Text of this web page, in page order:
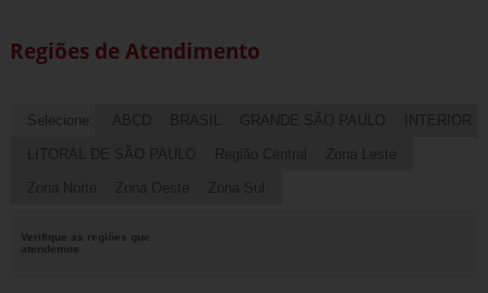
Regiões de Atendimento
Selecione: ABCD BRASIL GRANDE SÃO PAULO INTERIOR
LITORAL DE SÃO PAULO Região Central Zona Leste
Zona Norte Zona Oeste Zona Sul
Verifique as regiões que
atendemos